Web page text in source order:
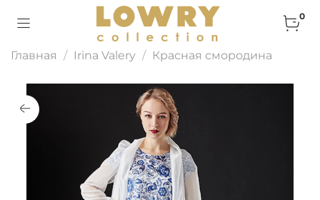
0
Главная Irina Valery Красная смородина